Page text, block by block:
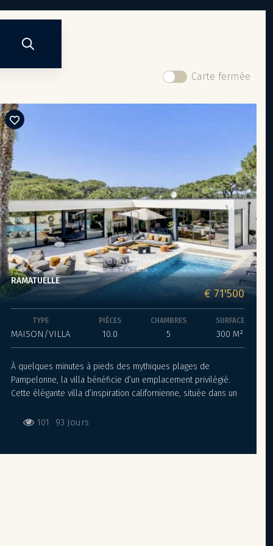
RAMATUELLE
€ 71'500
TYPE
MAISON/VILLA
PIÈCES
10.0
CHAMBRES
5
SURFACE
300 M²
À quelques minutes à pieds des mythiques plages de
Pampelonne, la villa bénéficie d’un emplacement privilégié.
Cette élégante villa d’inspiration californienne, située dans un
un séjour placé sous le signe de la détente et du raffinement.
101 93 Jours
Carte fermée